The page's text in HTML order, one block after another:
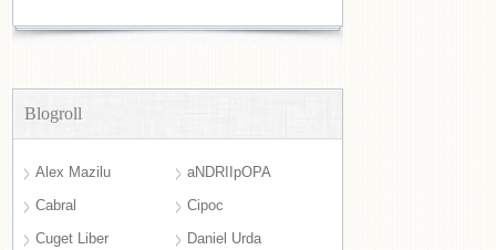
Blogroll
Alex Mazilu
aNDRIIpOPA
Cabral
Cipoc
Cuget Liber
Daniel Urda